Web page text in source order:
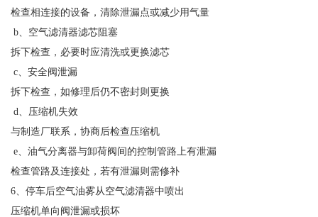
检查相连接的设备，清除泄漏点或减少用气量
b、空气滤清器滤芯阻塞
拆下检查，必要时应清洗或更换滤芯
c、安全阀泄漏
拆下检查，如修理后仍不密封则更换
d、压缩机失效
与制造厂联系，协商后检查压缩机
e、油气分离器与卸荷阀间的控制管路上有泄漏
检查管路及连接处，若有泄漏则需修补
6、停车后空气油雾从空气滤清器中喷出
压缩机单向阀泄漏或损坏